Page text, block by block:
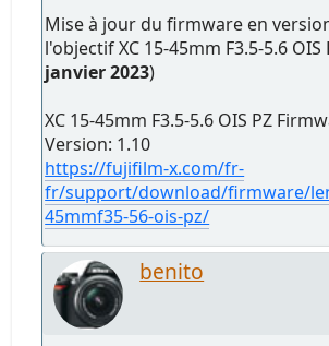
Mise à jour du firmware en
l'objectif XC 15-45mm F3.5-5.6 OIS
janvier 2023)
XC 15-45mm F3.5-5.6 OIS PZ
Version: 1.10
https://fujifilm-x.com/fr-
fr/support/download/firmware/
45mmf35-56-ois-pz/
benito